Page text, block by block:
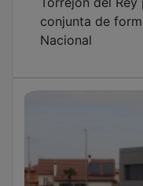
conjunta de
Nacional